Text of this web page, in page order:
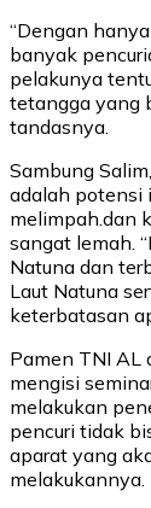
“Dengan
banyak
pelakunya
tetangga yang
tandasnya.
Sambung
adalah potensi
melimpah.dan
sangat lemah.
Natuna dan
Laut Natuna
keterbatasan
Pamen TNI AL
mengisi
melakukan
pencuri tidak
aparat yang
melakukannya.